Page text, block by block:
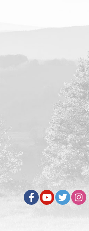
FacebookYoutubeTwitter